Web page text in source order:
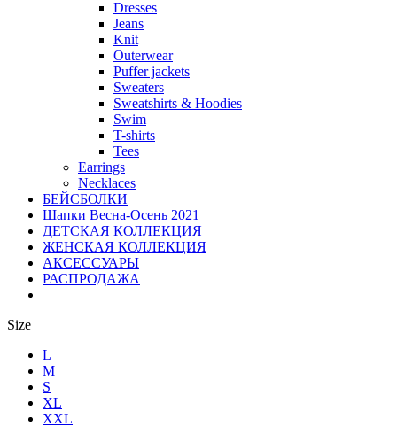
Dresses
Jeans
Knit
Outerwear
Puffer jackets
Sweaters
Sweatshirts & Hoodies
Swim
T-shirts
Tees
Earrings
Necklaces
БЕЙСБОЛКИ
Шапки Весна-Осень 2021
ДЕТСКАЯ КОЛЛЕКЦИЯ
ЖЕНСКАЯ КОЛЛЕКЦИЯ
АКСЕССУАРЫ
РАСПРОДАЖА
Size
L
M
S
XL
XXL